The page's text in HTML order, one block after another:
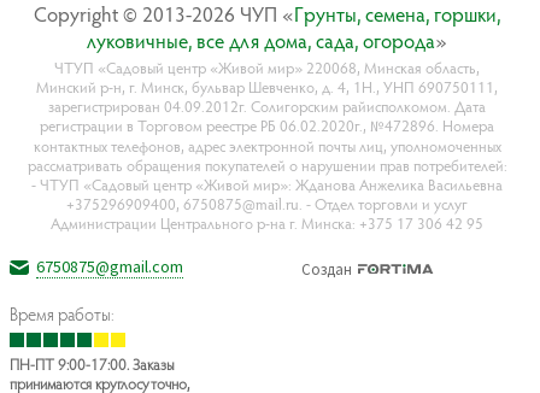
Copyright © 2013-2026 ЧУП «Гpyнты, ceмeнa, гopшки,
лyкoвичныe, вce для дoмa, caдa, oгopoдa»
ЧТУП «Садовый центр «Живой мир» 220068, Минская область,
Минский р-н, г. Минск, бульвар Шевченко, д. 4, 1Н., УНП 690750111,
зарегистрирован 04.09.2012г. Солигорским райисполкомом. Дата
регистрации в Торговом реестре РБ 06.02.2020г., №472896. Номера
контактных телефонов, адрес электронной почты лиц, уполномоченных
рассматривать обращения покупателей о нарушении прав потребителей:
- ЧТУП «Садовый центр «Живой мир»: Жданова Анжелика Васильевна
+375296909400, 6750875@mail.ru. - Отдел торговли и услуг
Администрации Центрального р-на г. Минска: +375 17 306 42 95
6750875@gmail.com
Время работы:
ПН-ПТ 9:00-17:00. Заказы
принимаются круглосуточно,
Создан